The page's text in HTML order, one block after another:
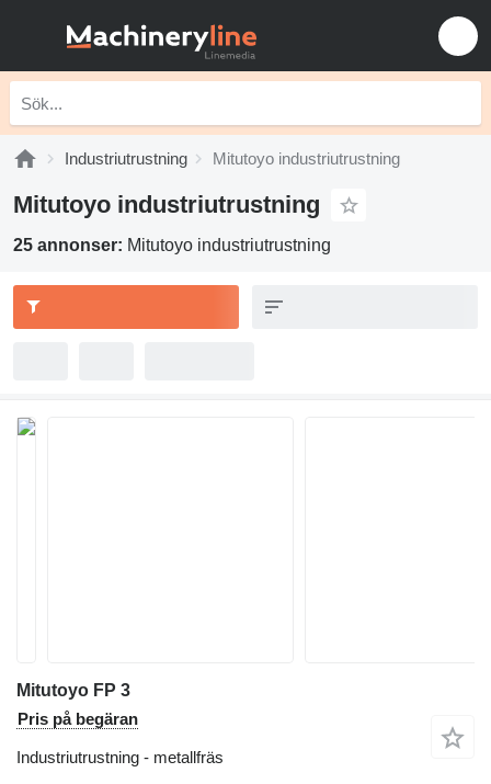
Industriutrustning Mitutoyo industriutrustning
Mitutoyo industriutrustning
25 annonser: Mitutoyo industriutrustning
Mitutoyo FP 3
Pris på begäran
Industriutrustning - metallfräs